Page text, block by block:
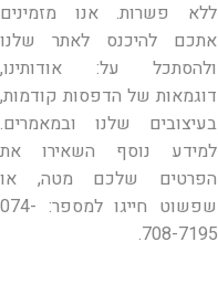
ללא פשרות. אנו מזמינים
אתכם להיכנס לאתר שלנו
ולהסתכל על: אודותינו,
דוגמאות של הדפסות קודמות,
בעיצובים שלנו ובמאמרים.
למידע נוסף השאירו את
הפרטים שלכם מטה, או
שפשוט חייגו למספר: 074-
708-7195.